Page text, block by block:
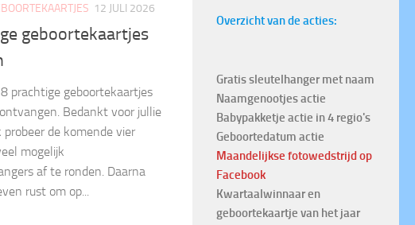
12 JULI 2026
geboortekaartjes
prachtige geboortekaartjes
Bedankt voor jullie
de komende vier
mogelijk
af te ronden. Daarna
rust om op...
Overzicht van de acties:
Gratis sleutelhanger met naam
Naamgenootjes actie
Babypakketje actie in 4 regio's
Geboortedatum actie
Maandelijkse fotowedstrijd op
Facebook
Kwartaalwinnaar en
geboortekaartje van het jaar